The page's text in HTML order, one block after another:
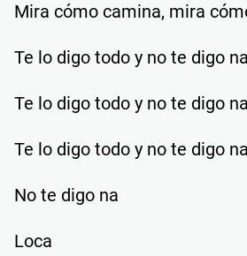
Mira cómo camina, mira
Te lo digo todo y no te digo na
Te lo digo todo y no te digo na
Te lo digo todo y no te digo na
No te digo na
Loca